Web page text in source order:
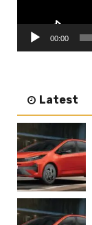
00:00
Latest